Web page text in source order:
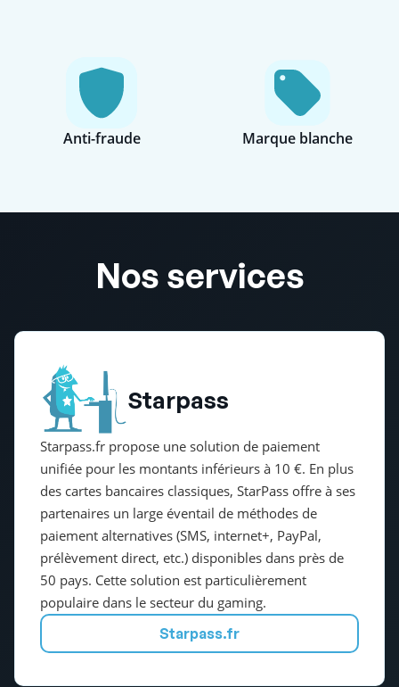
Anti-fraude Marque blanche
Nos services
Starpass
Starpass.fr propose une solution de paiement
unifiée pour les montants inférieurs à 10 €. En plus
des cartes bancaires classiques, StarPass offre à ses
partenaires un large éventail de méthodes de
paiement alternatives (SMS, internet+, PayPal,
prélèvement direct, etc.) disponibles dans près de
50 pays. Cette solution est particulièrement
populaire dans le secteur du gaming.
Starpass.fr